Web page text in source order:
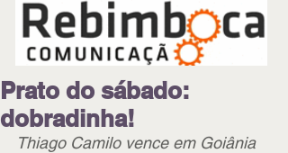
Prato do sábado:
dobradinha!
Thiago Camilo vence em Goiânia